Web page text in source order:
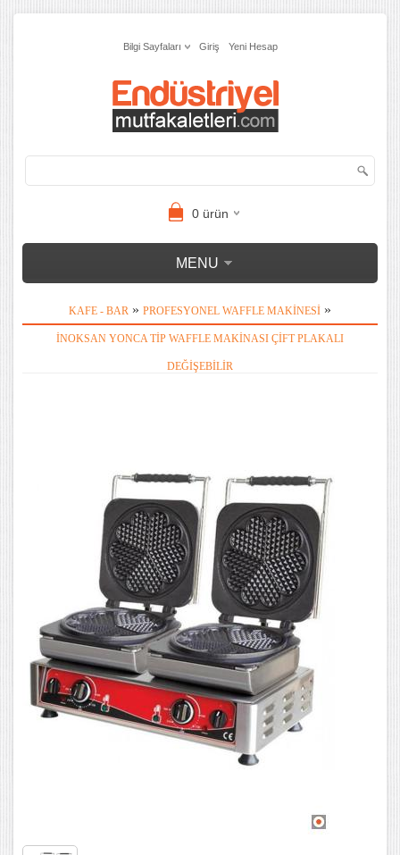
Bilgi Sayfaları Giriş Yeni Hesap
0ürün
MENU
KAFE - BAR » PROFESYONEL WAFFLE MAKINESI »
İNOKSAN YONCA TIP WAFFLE MAKINASI ÇIFT PLAKALI
DEĞIŞEBILIR